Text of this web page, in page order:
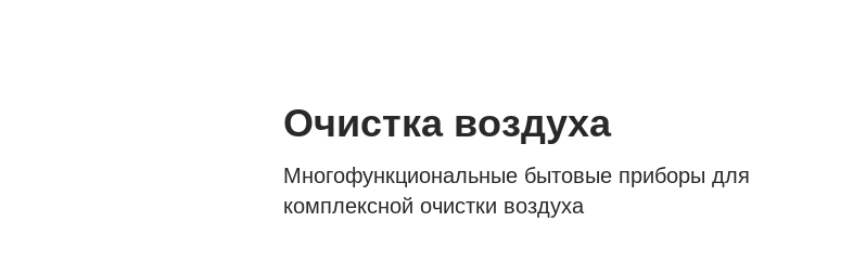
Очистка воздуха
Многофункциональные бытовые приборы для
комплексной очистки воздуха